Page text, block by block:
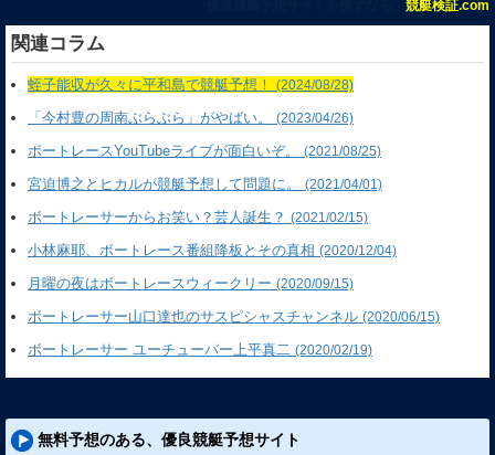
競艇検証.com
関連コラム
蛭子能収が久々に平和島で競艇予想！ (2024/08/28)
「今村豊の周南ぶらぶら」がやばい。 (2023/04/26)
ボートレースYouTubeライブが面白いぞ。 (2021/08/25)
宮迫博之とヒカルが競艇予想して問題に。 (2021/04/01)
ボートレーサーからお笑い？芸人誕生？ (2021/02/15)
小林麻耶、ボートレース番組降板とその真相 (2020/12/04)
月曜の夜はボートレースウィークリー (2020/09/15)
ボートレーサー山口達也のサスピシャスチャンネル (2020/06/15)
ボートレーサー ユーチューバー上平真二 (2020/02/19)
無料予想のある、優良競艇予想サイト